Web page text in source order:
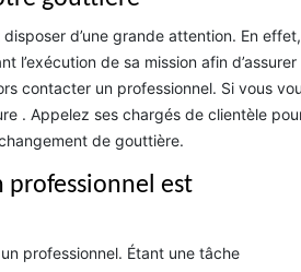
d’une grande attention. En effet,
l’exécution de sa mission afin d’assurer
contacter un professionnel. Si vous
. Appelez ses chargés de clientèle
de gouttière.
professionnel est
professionnel. Étant une tâche